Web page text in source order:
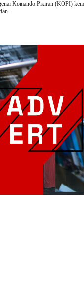
Komando Pikiran (KOPI)